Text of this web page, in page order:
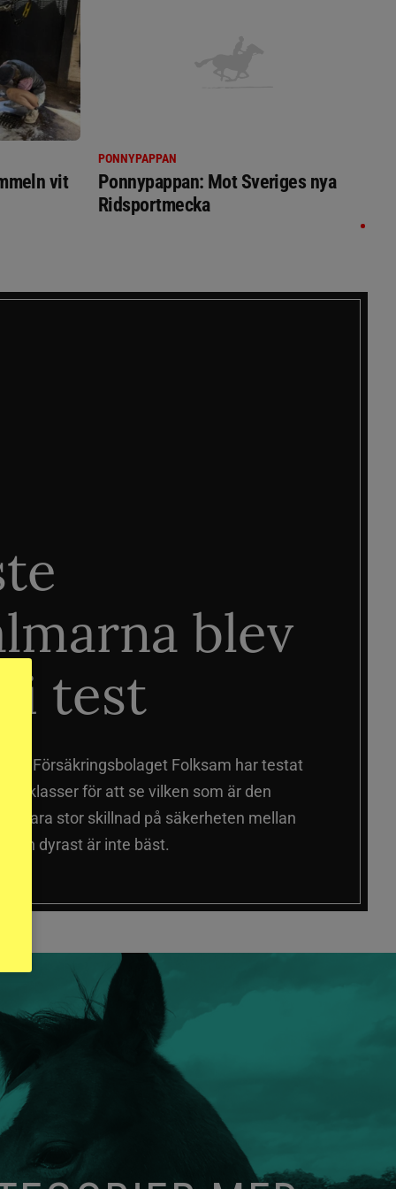
vit
PONNYPAPPAN
Ponnypappan: Mot Sveriges nya
Ridsportmecka
blev
i test
Försäkringsbolaget Folksam har testat
för att se vilken som är den
vara stor skillnad på säkerheten mellan
och dyrast är inte bäst.